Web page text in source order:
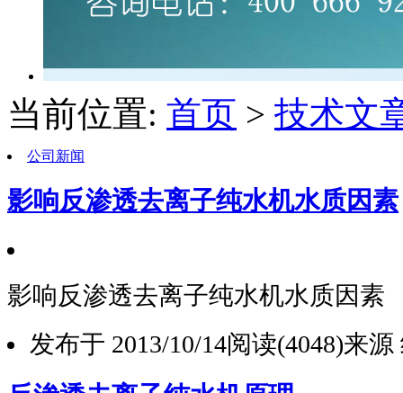
当前位置: 首页 > 技术文
公司新闻
影响反渗透去离子纯水机水质因素
影响反渗透去离子纯水机水质因素
发布于 2013/10/14阅读(4048)来源